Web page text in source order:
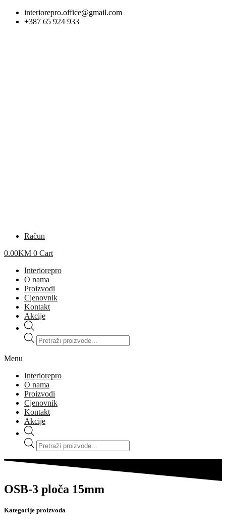
Skip
interiorepro.office@gmail.com
+387 65 924 933
Račun
0.00KM 0 Cart
Interiorepro
O nama
Proizvodi
Cjenovnik
Kontakt
Akcije
Products
search
Menu
Interiorepro
O nama
Proizvodi
Cjenovnik
Kontakt
Akcije
Products
search
OSB-3 ploča 15mm
Kategorije proizvoda